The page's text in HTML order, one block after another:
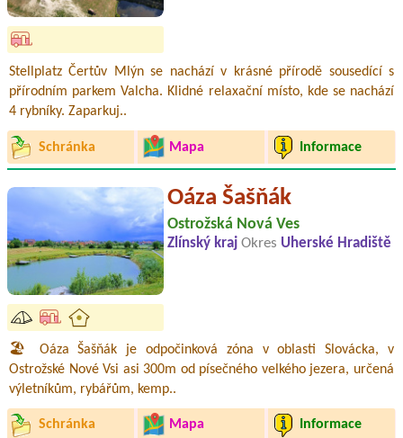
Stellplatz Čertův Mlýn se nachází v krásné přírodě sousedící s
přírodním parkem Valcha. Klidné relaxační místo, kde se nachází
4 rybníky. Zaparkuj..
Schránka Mapa Informace
Oáza Šašňák
Ostrožská Nová Ves
Zlínský kraj Okres Uherské Hradiště
🏖️ Oáza Šašňák je odpočinková zóna v oblasti Slovácka, v
Ostrožské Nové Vsi asi 300m od písečného velkého jezera, určená
výletníkům, rybářům, kemp..
Schránka Mapa Informace